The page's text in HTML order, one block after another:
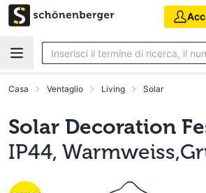
Vai al contenuto principale
Casa Ventaglio Living Solar
Solar Decoration
IP44,